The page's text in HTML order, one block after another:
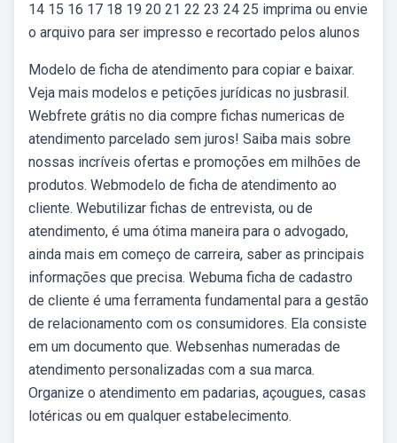
14 15 16 17 18 19 20 21 22 23 24 25 imprima ou envie
o arquivo para ser impresso e recortado pelos alunos
Modelo de ficha de atendimento para copiar e baixar.
Veja mais modelos e petições jurídicas no jusbrasil.
Webfrete grátis no dia compre fichas numericas de
atendimento parcelado sem juros! Saiba mais sobre
nossas incríveis ofertas e promoções em milhões de
produtos. Webmodelo de ficha de atendimento ao
cliente. Webutilizar fichas de entrevista, ou de
atendimento, é uma ótima maneira para o advogado,
ainda mais em começo de carreira, saber as principais
informações que precisa. Webuma ficha de cadastro
de cliente é uma ferramenta fundamental para a gestão
de relacionamento com os consumidores. Ela consiste
em um documento que. Websenhas numeradas de
atendimento personalizadas com a sua marca.
Organize o atendimento em padarias, açougues, casas
lotéricas ou em qualquer estabelecimento.